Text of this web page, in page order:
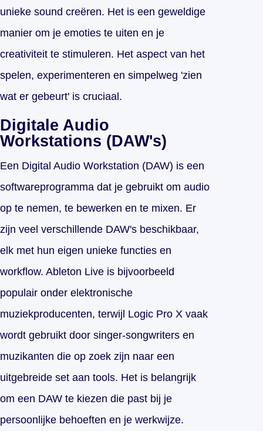
unieke sound creëren. Het is een geweldige
manier om je emoties te uiten en je
creativiteit te stimuleren. Het aspect van het
spelen, experimenteren en simpelweg 'zien
wat er gebeurt' is cruciaal.
Digitale Audio
Workstations (DAW's)
Een Digital Audio Workstation (DAW) is een
softwareprogramma dat je gebruikt om audio
op te nemen, te bewerken en te mixen. Er
zijn veel verschillende DAW's beschikbaar,
elk met hun eigen unieke functies en
workflow. Ableton Live is bijvoorbeeld
populair onder elektronische
muziekproducenten, terwijl Logic Pro X vaak
wordt gebruikt door singer-songwriters en
muzikanten die op zoek zijn naar een
uitgebreide set aan tools. Het is belangrijk
om een DAW te kiezen die past bij je
persoonlijke behoeften en je werkwijze.